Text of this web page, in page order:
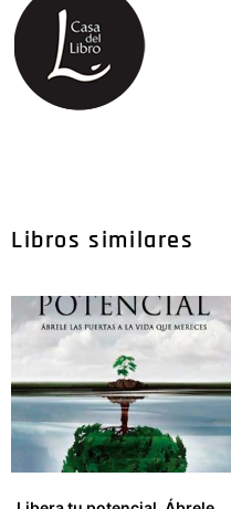
Libros similares